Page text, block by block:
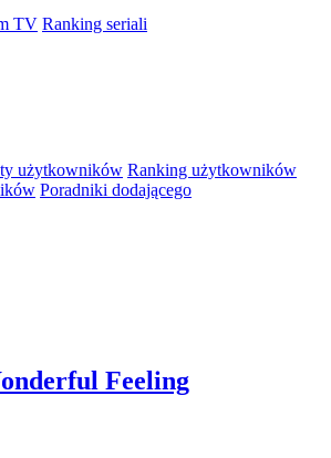
TV Ranking seriali
użytkowników Ranking użytkowników
Poradniki dodającego
Feeling